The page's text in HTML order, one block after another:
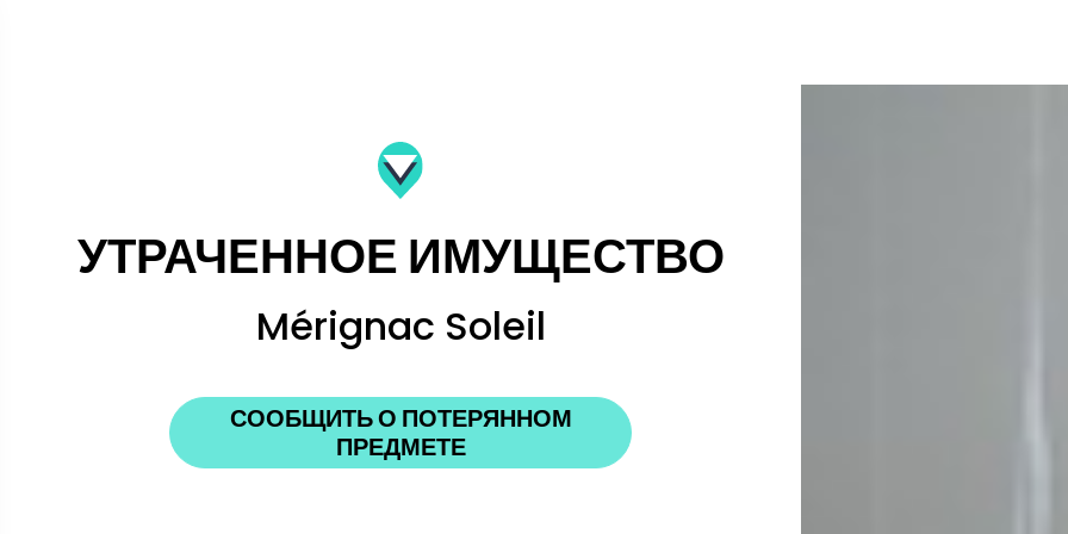
УТРАЧЕННОЕ ИМУЩЕСТВО
Mérignac Soleil
СООБЩИТЬ О ПОТЕРЯННОМ
ПРЕДМЕТЕ